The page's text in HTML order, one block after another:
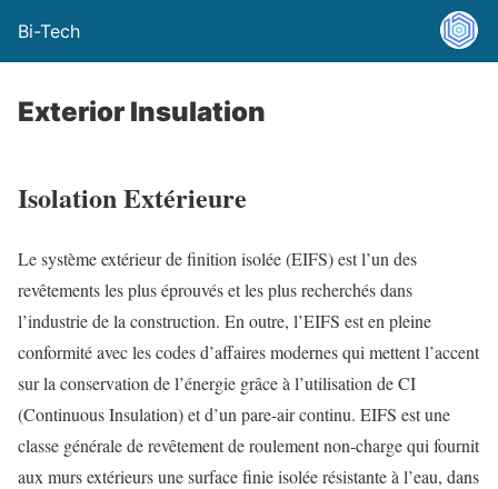
Bi-Tech
Exterior Insulation
Isolation Extérieure
Le système extérieur de finition isolée (EIFS) est l’un des
revêtements les plus éprouvés et les plus recherchés dans
l’industrie de la construction. En outre, l’EIFS est en pleine
conformité avec les codes d’affaires modernes qui mettent l’accent
sur la conservation de l’énergie grâce à l’utilisation de CI
(Continuous Insulation) et d’un pare-air continu. EIFS est une
classe générale de revêtement de roulement non-charge qui fournit
aux murs extérieurs une surface finie isolée résistante à l’eau, dans